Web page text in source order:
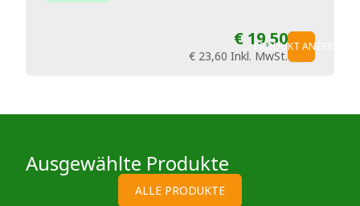
€ 19,50
€ 23,60 Inkl. MwSt.
PRODUKT ANZEIGEN
Ausgewählte Produkte
ALLE PRODUKTE